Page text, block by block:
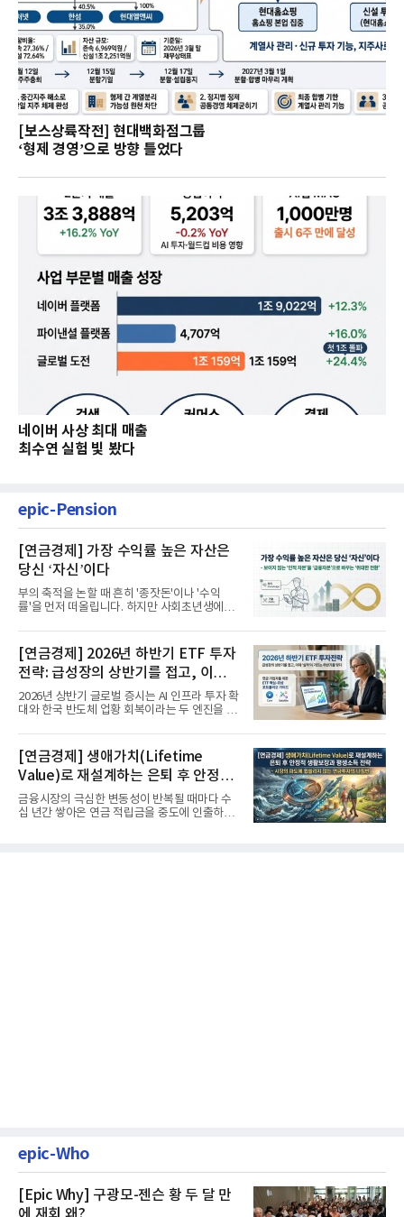
[보스상륙작전] 현대백화점그룹
‘형제 경영’으로 방향 틀었다
네이버 사상 최대 매출
최수연 실험 빛 봤다
epic-Pension
[연금경제] 가장 수익률 높은 자산은
당신 ‘자신’이다
부의 축적을 논할 때 흔히 '종잣돈'이나 '수익
률'을 먼저 떠올립니다. 하지만 사회초년생에게
[연금경제] 2026년 하반기 ETF 투자
전략: 급성장의 상반기를 접고, 이제
'실적'이 가르는 하반기를 맞다
2026년 상반기 글로벌 증시는 AI 인프라 투자 확
대와 한국 반도체 업황 회복이라는 두 엔진을 달
[연금경제] 생애가치(Lifetime
Value)로 재설계하는 은퇴 후 안정적
생활보장과 평생소득 전략
금융시장의 극심한 변동성이 반복될 때마다 수
십 년간 쌓아온 연금 적립금을 중도에 인출하거
epic-Who
[Epic Why] 구광모-젠슨 황 두 달 만